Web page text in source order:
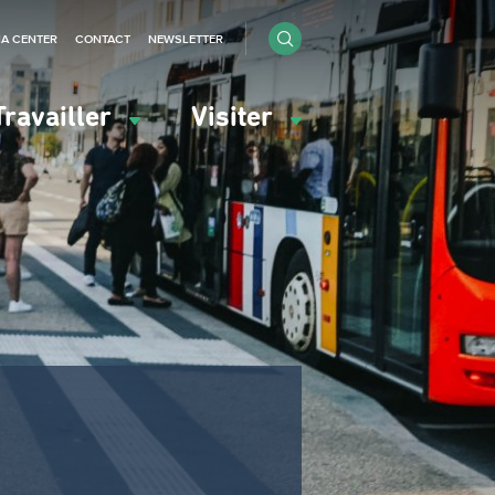
Visiter
CENTER CONTACT NEWSLETTER